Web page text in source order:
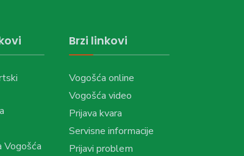
Vogošća
Brzi linkovi
Vogošća online
Vogošća video
Prijava kvara
Servisne informacije
Prijavi problem